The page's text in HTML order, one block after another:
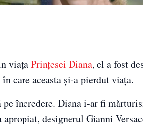
viațaPrințesei Diana, el a fost
care aceasta și-a pierdut viața.
pe încredere. Diana i-ar fi
designerul Gianni